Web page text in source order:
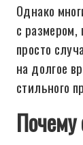
Однако
с
просто
на долгое
стильного